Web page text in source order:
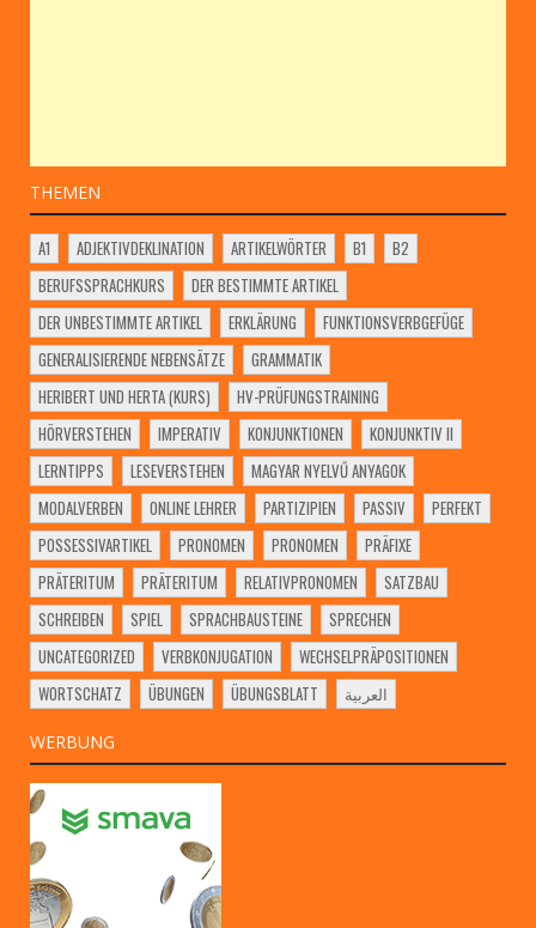
THEMEN
A1 ADJEKTIVDEKLINATION ARTIKELWÖRTER B1
B2
BERUFSSPRACHKURS
DER BESTIMMTE ARTIKEL
DER UNBESTIMMTE ARTIKEL
ERKLÄRUNG
FUNKTIONSVERBGEFÜGE
GENERALISIERENDE NEBENSÄTZE
GRAMMATIK
HERIBERT UND HERTA (KURS)
HV-PRÜFUNGSTRAINING
HÖRVERSTEHEN
IMPERATIV KONJUNKTIONEN
KONJUNKTIV II
LERNTIPPS
LESEVERSTEHEN
MAGYAR NYELVŰ ANYAGOK
MODALVERBEN
ONLINE LEHRER PARTIZIPIEN PASSIV
PERFEKT
POSSESSIVARTIKEL
PRONOMEN PRONOMEN
PRÄFIXE
PRÄTERITUM
PRÄTERITUM RELATIVPRONOMEN
SATZBAU
SCHREIBEN
SPIEL SPRACHBAUSTEINE
SPRECHEN
UNCATEGORIZED
VERBKONJUGATION
WECHSELPRÄPOSITIONEN
WORTSCHATZ
ÜBUNGEN ÜBUNGSBLATT العربية
WERBUNG